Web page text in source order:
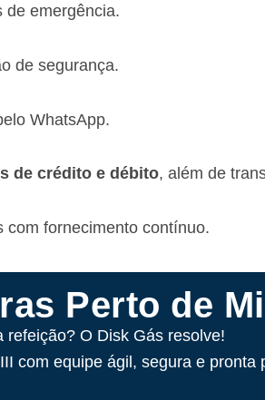
de emergência.
de segurança.
WhatsApp.
de crédito e débito, além de
com fornecimento contínuo.
Perto de
O Disk Gás resolve!
com equipe ágil, segura e pronta